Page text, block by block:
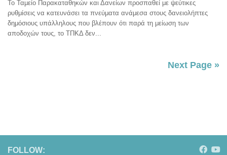
Το Ταμείο Παρακαταθηκών και Δανείων προσπαθεί με ψεύτικες
ρυθμίσεις να κατευνάσει τα πνεύματα ανάμεσα στους δανειολήπτες
δημόσιους υπάλληλους που βλέπουν ότι παρά τη μείωση των
αποδοχών τους, το ΤΠΚΔ δεν...
Next Page »
FOLLOW: